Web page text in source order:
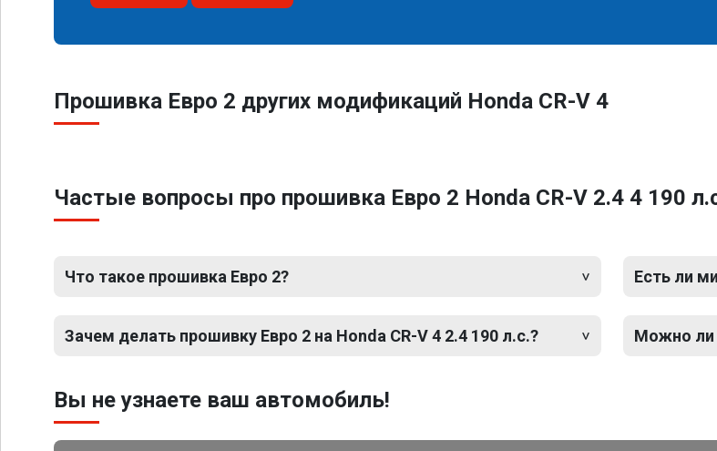
Прошивка Евро 2 других модификаций Honda CR-V 4
Частые вопросы про прошивка Евро 2 Honda CR-V 2.4 4 190
Что такое прошивка Евро 2?
Зачем делать прошивку Евро 2 на Honda CR-V 4 2.4 190 л.с.?
Есть ли
Можно ли
Вы не узнаете ваш автомобиль!